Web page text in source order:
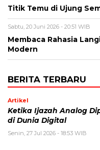
Titik Temu di Ujung
Sabtu, 20 Juni 2026 - 20:51 WIB
Membaca Rahasia
Modern
BERITA TERBARU
Artikel
Ketika Ijazah Analog
di Dunia Digital
Senin, 27 Jul 2026 - 18:53 WIB